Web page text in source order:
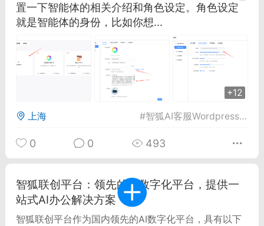
23
聚合API
龙坤智创合作品牌
26 00:53
电脑端 公开内容
者怎么接入Claude Opus 5 ？智创聚合
调用
Opus 5 已在 Claude、Claude
API，以及 Amazon Web
Max 的新默认模型，并成为
可选择的最强模型。
注接入效率、调用成本和企业报销流程
置一下智能体的相关介绍和角色设定。角色设定
就是智能体的身份，比如你想...
+12
上海 #智狐AI客服Wordpress插件
0 0 493
智狐联创平台：领先的AI数字化平台，提供一
站式AI办公解决方案
智狐联创平台作为国内领先的AI数字化平台，具有以下